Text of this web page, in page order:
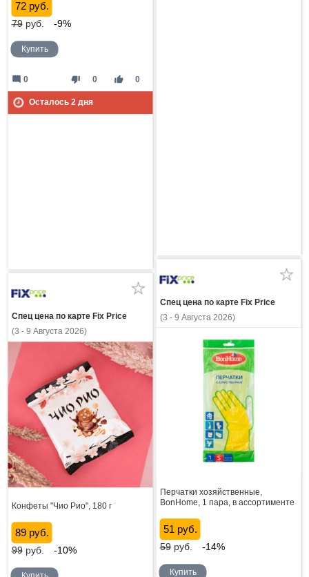
72 руб.
79руб. -9%
Купить
thumb_down 0 thumb_up 0
mode_comment 0
Осталось 2дня
Спец цена по карте Fix Price
(3 - 9 Августа 2026)
Перчатки хозяйственные,
BonHome, 1 пара, в ассортименте
51 руб.
59руб. -14%
Купить
Спец цена по карте Fix Price
(3 - 9 Августа 2026)
Конфеты "Чио Рио", 180 г
89 руб.
99руб. -10%